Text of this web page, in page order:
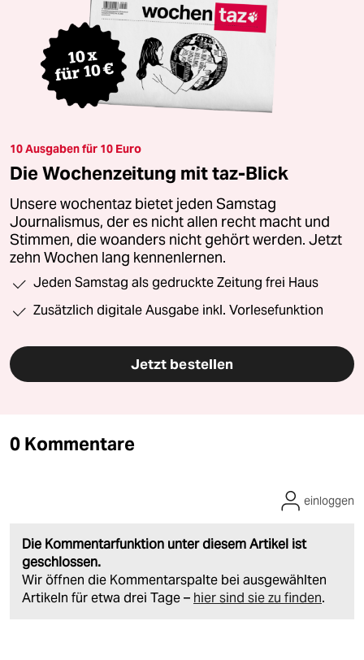
10 Ausgaben für 10 Euro
Die Wochenzeitung mit taz-Blick
Unsere wochentaz bietet jeden Samstag
Journalismus, der es nicht allen recht macht und
Stimmen, die woanders nicht gehört werden. Jetzt
zehn Wochen lang kennenlernen.
Jeden Samstag als gedruckte Zeitung frei Haus
Zusätzlich digitale Ausgabe inkl. Vorlesefunktion
Jetzt bestellen
0 Kommentare
Die Kommentarfunktion unter diesem Artikel ist
geschlossen.
Wir öffnen die Kommentarspalte bei ausgewählten
Artikeln für etwa drei Tage – hier sind sie zu finden.
einloggen